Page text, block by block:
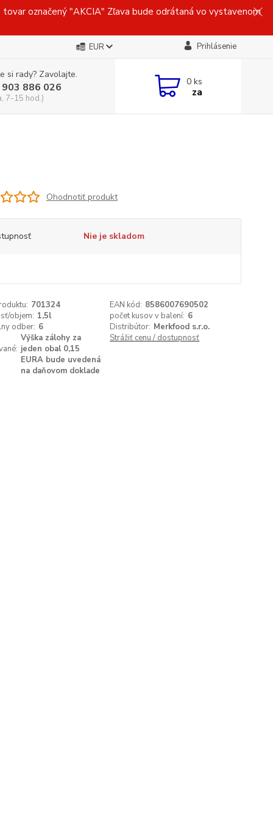
označený "AKCIA" Zľava bude odrátaná vo vystavenom
EUR Prihlásenie
si rady? Zavolajte.
886 026
7-15 hod.)
0 ks
za
Ohodnotiť produkt
Nie je skladom
701324 EAN kód: 8586007690502
objem: 1,5l počet kusov v balení: 6
odber: 6 Distribútor: Merkfood s.r.o.
Výška zálohy za
jeden obal 0,15
EURA bude uvedená
na daňovom doklade
Strážiť cenu / dostupnosť